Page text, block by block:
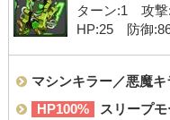
ターン:1 攻撃
HP:25 防御
マシンキラー／悪魔キ
HP100%
スリープモ